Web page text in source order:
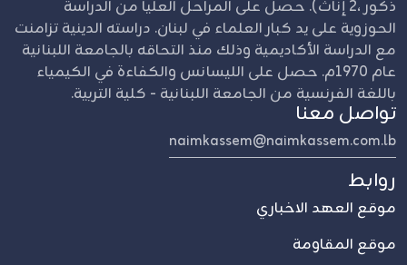
ذكور ،2 إناث). حصل على المراحل العليا من الدراسة
الحوزوية على يد كبار العلماء في لبنان. دراسته الدينية تزامنت
مع الدراسة الأكاديمية وذلك منذ التحاقه بالجامعة اللبنانية
عام 1970م. حصل على الليسانس والكفاءة في الكيمياء
باللغة الفرنسية من الجامعة اللبنانية - كلية التربية.
تواصل معنا
naimkassem@naimkassem.com.lb
روابط
موقع العهد الاخباري
موقع المقاومة